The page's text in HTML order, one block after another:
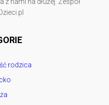
rodzica